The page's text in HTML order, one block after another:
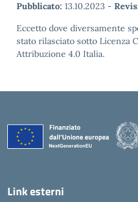
Pubblicato: 13.10.2023 -
Eccetto dove diversamente
stato rilasciato sotto Licenza
Attribuzione 4.0 Italia.
Link esterni